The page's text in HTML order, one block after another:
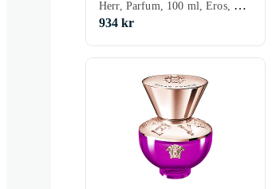
Herr, Parfum, 100 ml, Eros, Mandarin, Kardemumma, Vetiver, Rökelse, Patchouli, Karamell, Oud
934 kr